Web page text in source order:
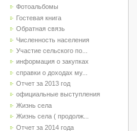
Фотоальбомы
Гостевая книга
Обратная связь
Численность населения
Участие сельского по...
информация о закупках
справки о доходах му...
Отчет за 2013 год
официальные выступления
Жизнь села
Жизнь села ( продолж...
Отчет за 2014 года